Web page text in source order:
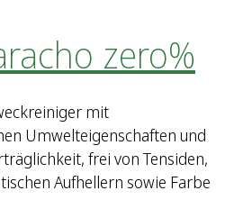
zero%
mit
Umwelteigenschaften und
frei von Tensiden,
Aufhellern sowie Farbe